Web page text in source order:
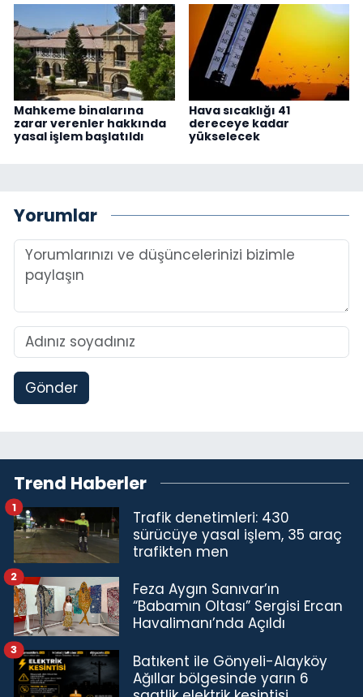
Mahkeme binalarına
zarar verenler hakkında
yasal işlem başlatıldı
Hava sıcaklığı 41
dereceye kadar
yükselecek
Yorumlar
Gönder
Trend Haberler
Trafik denetimleri: 430
sürücüye yasal işlem, 35 araç
trafikten men
1
Feza Aygın Sanıvar’ın
“Babamın Oltası” Sergisi Ercan
Havalimanı’nda Açıldı
2
Batıkent ile Gönyeli-Alayköy
Ağıllar bölgesinde yarın 6
3